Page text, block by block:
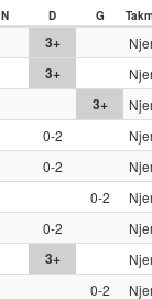
N D G
3+
3+
3+
0-2
0-2
0-2
0-2
3+
0-2